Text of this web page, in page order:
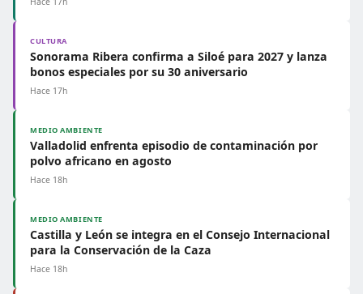
CULTURA
Sonorama Ribera confirma a Siloé para 2027 y lanza
bonos especiales por su 30 aniversario
Hace 17h
MEDIO AMBIENTE
Valladolid enfrenta episodio de contaminación por
polvo africano en agosto
Hace 18h
MEDIO AMBIENTE
Castilla y León se integra en el Consejo Internacional
para la Conservación de la Caza
Hace 18h